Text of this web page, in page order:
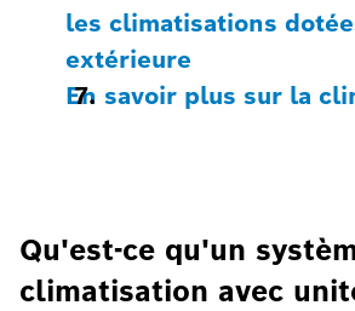
les climatisations
extérieure
En savoir plus sur la
Qu'est-ce qu'un
climatisation avec